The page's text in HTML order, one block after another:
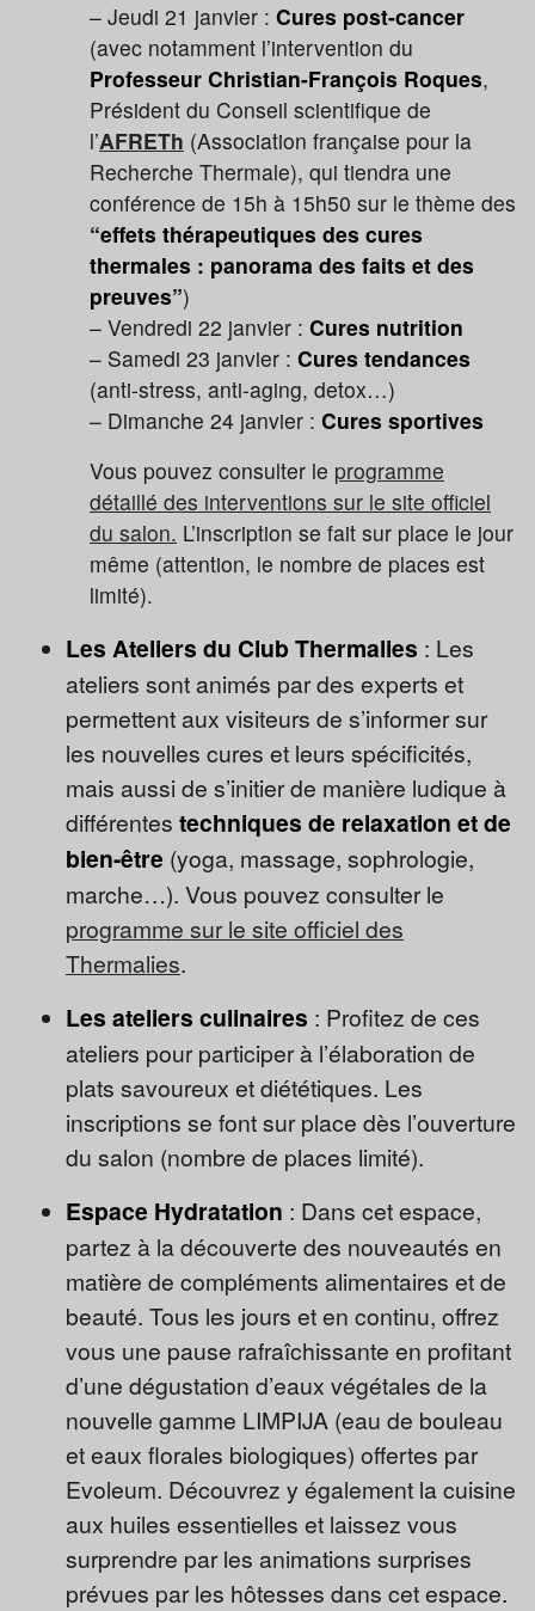
– Jeudi 21 janvier : Cures post-cancer
(avec notamment l’intervention du
Professeur Christian-François Roques,
Président du Conseil scientifique de
l’AFRETh (Association française pour la
Recherche Thermale), qui tiendra une
conférence de 15h à 15h50 sur le thème des
“effets thérapeutiques des cures
thermales : panorama des faits et des
preuves”)
– Vendredi 22 janvier : Cures nutrition
– Samedi 23 janvier : Cures tendances
(anti-stress, anti-aging, detox…)
– Dimanche 24 janvier : Cures sportives
Vous pouvez consulter le programme
détaillé des interventions sur le site officiel
du salon. L’inscription se fait sur place le jour
même (attention, le nombre de places est
limité).
Les Ateliers du Club Thermalies : Les
ateliers sont animés par des experts et
permettent aux visiteurs de s’informer sur
les nouvelles cures et leurs spécificités,
mais aussi de s’initier de manière ludique à
différentes techniques de relaxation et de
bien-être (yoga, massage, sophrologie,
marche…). Vous pouvez consulter le
programme sur le site officiel des
Thermalies.
Les ateliers culinaires : Profitez de ces
ateliers pour participer à l’élaboration de
plats savoureux et diététiques. Les
inscriptions se font sur place dès l’ouverture
du salon (nombre de places limité).
Espace Hydratation : Dans cet espace,
partez à la découverte des nouveautés en
matière de compléments alimentaires et de
beauté. Tous les jours et en continu, offrez
vous une pause rafraîchissante en profitant
d’une dégustation d’eaux végétales de la
nouvelle gamme LIMPIJA (eau de bouleau
et eaux florales biologiques) offertes par
Evoleum. Découvrez y également la cuisine
aux huiles essentielles et laissez vous
surprendre par les animations surprises
prévues par les hôtesses dans cet espace.